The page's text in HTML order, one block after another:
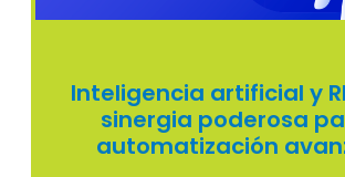
Inteligencia artificial y
sinergia poderosa
automatización